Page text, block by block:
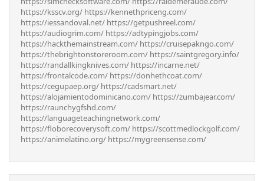
https://ksscv.org/ https://kennethpriceng.com/
https://iessandoval.net/ https://getpushreel.com/
https://audiogrim.com/ https://adtypingjobs.com/
https://hackthemainstream.com/ https://cruisepakngo.com/
https://thebrightonstoreroom.com/ https://saintgregory.info/
https://randallkingknives.com/ https://incarne.net/
https://frontalcode.com/ https://donhethcoat.com/
https://cegupaep.org/ https://cadsmart.net/
https://alojamientodominicano.com/ https://zumbajear.com/
https://raunchygfshd.com/
https://languageteachingnetwork.com/
https://floborecoverysoft.com/ https://scottmedlockgolf.com/
https://animelatino.org/ https://mygreensense.com/